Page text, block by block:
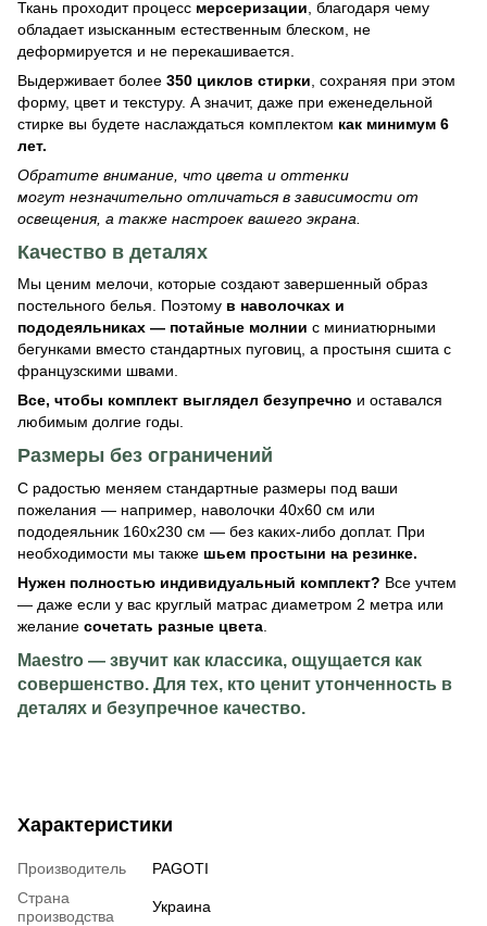
Ткань проходит процесс мерсеризации , благодаря чему
обладает изысканным естественным блеском, не
деформируется и не перекашивается.
Выдерживает более 350 циклов стирки , сохраняя при этом
форму, цвет и текстуру. А значит, даже при еженедельной
стирке вы будете наслаждаться комплектом как минимум 6
лет.
Обратите внимание, что цвета и оттенки
могут незначительно отличаться в зависимости от
освещения, а также настроек вашего экрана.
Качество в деталях
Мы ценим мелочи, которые создают завершенный образ
постельного белья. Поэтому в наволочках и
пододеяльниках — потайные молнии с миниатюрными
бегунками вместо стандартных пуговиц, а простыня сшита с
французскими швами.
Все, чтобы комплект выглядел безупречно и оставался
любимым долгие годы.
Размеры без ограничений
С радостью меняем стандартные размеры под ваши
пожелания — например, наволочки 40х60 см или
пододеяльник 160х230 см — без каких-либо доплат. При
необходимости мы также шьем простыни на резинке.
Нужен полностью индивидуальный комплект? Все учтем
— даже если у вас круглый матрас диаметром 2 метра или
желание сочетать разные цвета
Maestro — звучит как классика, ощущается как
совершенство. Для тех, кто ценит утонченность в
деталях и безупречное качество.
Характеристики
Производитель
PAGOTI
Страна
производства
Украина